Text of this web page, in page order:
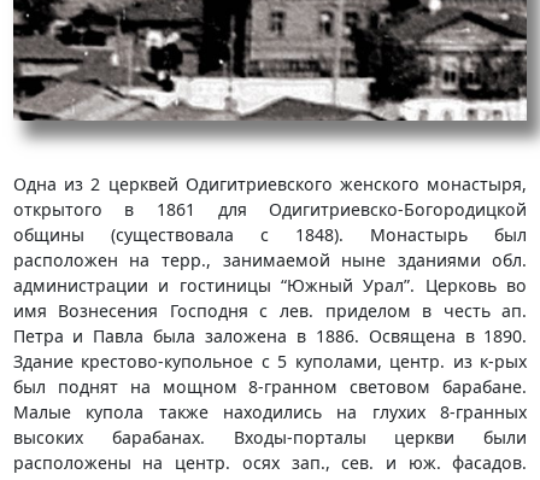
Одна из 2 церквей Одигитриевского женского монастыря,
открытого в 1861 для Одигитриевско-Богородицкой
общины (существовала с 1848). Монастырь был
расположен на терр., занимаемой ныне зданиями обл.
администрации и гостиницы “Южный Урал”. Церковь во
имя Вознесения Господня с лев. приделом в честь ап.
Петра и Павла была заложена в 1886. Освящена в 1890.
Здание крестово-купольное с 5 куполами, центр. из к-рых
был поднят на мощном 8-гранном световом барабане.
Малые купола также находились на глухих 8-гранных
высоких барабанах. Входы-порталы церкви были
расположены на центр. осях зап., сев. и юж. фасадов.